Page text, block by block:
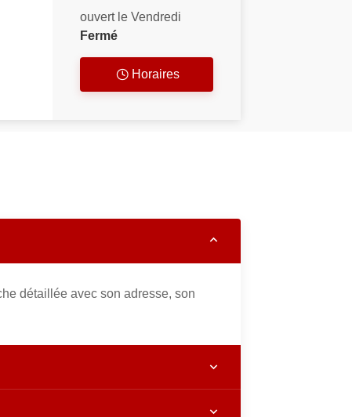
ouvert le Vendredi
Fermé
Horaires
détaillée avec son adresse, son